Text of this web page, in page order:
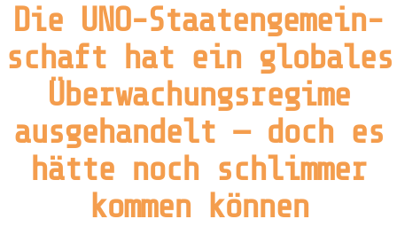
Die UNO-Staaten­gemein­
schaft hat ein globales
Überwachungs­regime
ausge­handelt — doch es
hätte noch schlimmer
kommen können